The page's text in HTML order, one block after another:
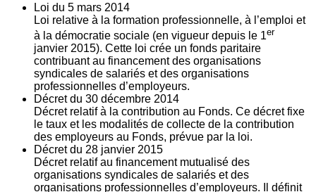
Loi du 5 mars 2014
Loi relative à la formation professionnelle, à l’emploi et
à la démocratie sociale (en vigueur depuis le 1er
janvier 2015). Cette loi crée un fonds paritaire
contribuant au financement des organisations
syndicales de salariés et des organisations
professionnelles d’employeurs.
Décret du 30 décembre 2014
Décret relatif à la contribution au Fonds. Ce décret fixe
le taux et les modalités de collecte de la contribution
des employeurs au Fonds, prévue par la loi.
Décret du 28 janvier 2015
Décret relatif au financement mutualisé des
organisations syndicales de salariés et des
organisations professionnelles d’employeurs. Il définit